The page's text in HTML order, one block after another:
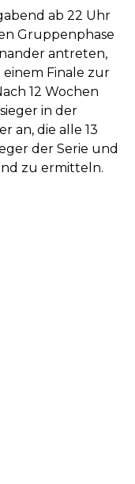
ab 22 Uhr
Gruppenphase
antreten,
Finale zur
12 Wochen
in der
an, die alle 13
der Serie und
zu ermitteln.